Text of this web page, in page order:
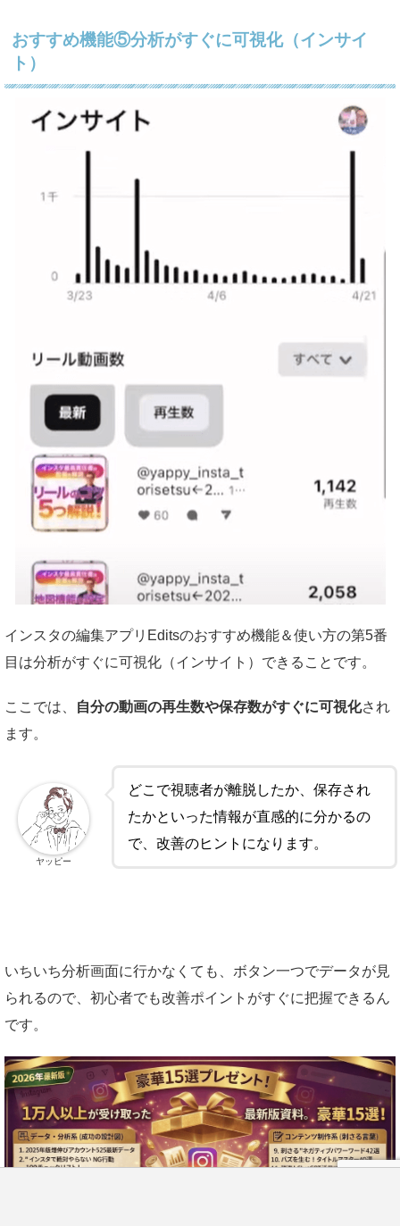
おすすめ機能⑤分析がすぐに可視化（インサイ
ト）
インスタの編集アプリEditsのおすすめ機能＆使い方の第5番
目は分析がすぐに可視化（インサイト）できることです。
ここでは、 自分の動画の再生数や保存数がすぐに可視化され
ます。
どこで視聴者が離脱したか、保存され
たかといった情報が直感的に分かるの
で、改善のヒントになります。
ヤッピー
いちいち分析画面に行かなくても、ボタン一つでデータが見
られるので、初心者でも改善ポイントがすぐに把握できるん
です。